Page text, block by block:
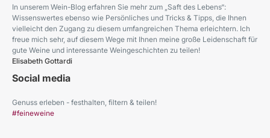
In unserem Wein-Blog erfahren Sie mehr zum „Saft des Lebens“:
Wissenswertes ebenso wie Persönliches und Tricks & Tipps, die Ihnen
vielleicht den Zugang zu diesem umfangreichen Thema erleichtern. Ich
freue mich sehr, auf diesem Wege mit Ihnen meine große Leidenschaft für
gute Weine und interessante Weingeschichten zu teilen!
Elisabeth Gottardi
Social media
Genuss erleben - festhalten, filtern & teilen!
#feineweine